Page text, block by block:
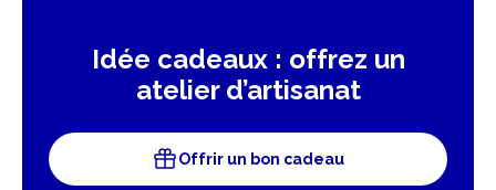
Idée cadeaux : offrez un
atelier d’artisanat
Offrir un bon cadeau